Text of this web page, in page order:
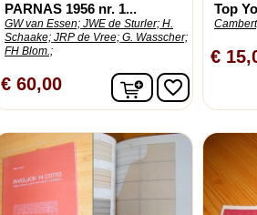
PARNAS 1956 nr. 1...
GW van Essen; JWE de Sturler; H.
Schaake; JRP de Vree; G. Wasscher;
FH Blom.;
€ 60,00 In winkelwagen
favorite_border
Top
€